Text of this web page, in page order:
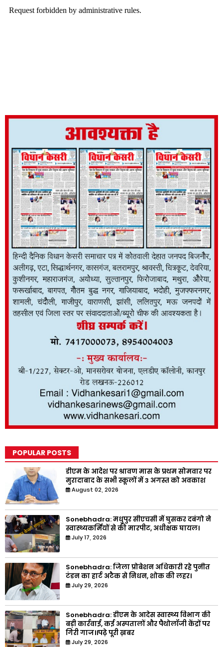
POPULAR POSTS
डीएम के आदेश पर श्रावण मास के प्रथम सोमवार पर
मुरादाबाद के सभी स्कूलों में 3 अगस्त को अवकाश
August 02, 2026
Sonebhadra: मधुपुर सीएचसी में घुसकर दबंगो ने
स्वास्थ्यकर्मियों से की मारपीट, अधीक्षक घायल।
July 17, 2026
Sonebhadra: जिला प्रोबेशन अधिकारी रहे पुनीत
टंडन का हार्ट अटैक से निधन, शोक की लहर।
July 29, 2026
Sonebhadra: डीएम के आदेस स्वास्थ्य विभाग की
बड़ी कार्रवाई, कई अस्पतालों और पैथोलॉजी केंद्रों पर
गिरी गाज।।पढ़े पूरी ख़बर
July 29, 2026